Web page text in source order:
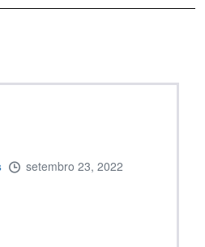
setembro 23, 2022